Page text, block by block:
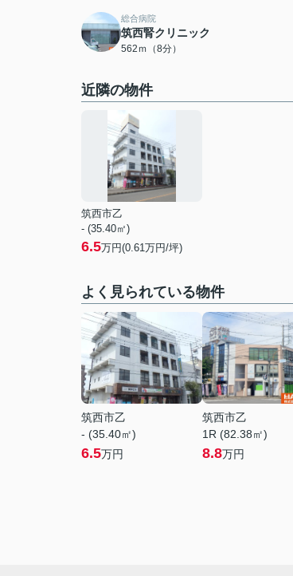
総合病院
筑西腎クリニック
562ｍ（8分）
近隣の物件
筑西市乙
- (35.40㎡)
6.5万円(0.61万円/坪)
よく見られている物件
筑西市乙
- (35.40㎡)
6.5万円
筑西市乙
1R (82.38㎡)
8.8万円